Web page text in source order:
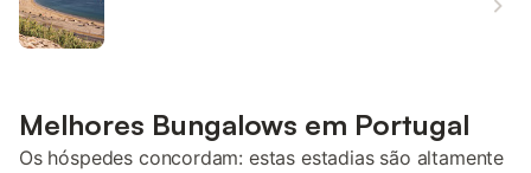
Melhores Bungalows em Portugal
Os hóspedes concordam: estas estadias são altamente